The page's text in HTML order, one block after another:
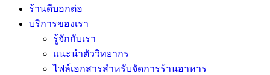
ร้านดีบอกต่อ
บริการของเรา
รู้จักกับเรา
แนะนำตัววิทยากร
ไฟล์เอกสารสำหรับจัดการร้านอาหาร